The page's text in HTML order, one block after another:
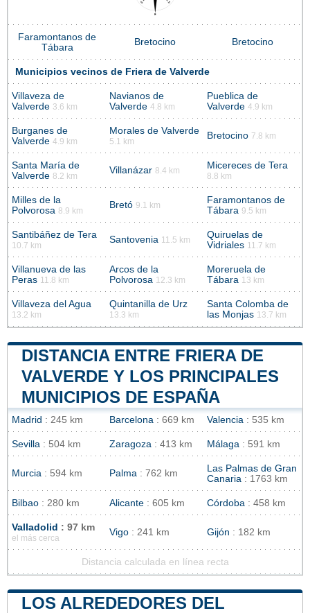
Faramontanos de
Tábara
Bretocino Bretocino
Municipios vecinos de Friera de Valverde
Villaveza de
Valverde 3.6 km
Navianos de
Valverde 4.8 km
Pueblica de
Valverde 4.9 km
Burganes de
Valverde 4.9 km
Morales de Valverde
5.1 km
Bretocino 7.8 km
Santa María de
Valverde 8.2 km
Villanázar 8.4 km Micereces de Tera
8.8 km
Milles de la
Polvorosa 8.9 km
Bretó 9.1 km
Faramontanos de
Tábara 9.5 km
Santibáñez de Tera
10.7 km
Santovenia 11.5 km
Quiruelas de
Vidriales 11.7 km
Villanueva de las
Peras 11.8 km
Arcos de la
Polvorosa 12.3 km
Moreruela de
Tábara 13 km
Villaveza del Agua
13.2 km
Quintanilla de Urz
13.3 km
Santa Colomba de
las Monjas 13.7 km
DISTANCIA ENTRE FRIERA DE
VALVERDE Y LOS PRINCIPALES
MUNICIPIOS DE ESPAÑA
Madrid : 245 km Barcelona : 669 km Valencia : 535 km
Sevilla : 504 km Zaragoza : 413 km Málaga : 591 km
Murcia : 594 km Palma : 762 km
Las Palmas de Gran
Canaria : 1763 km
Bilbao : 280 km Alicante : 605 km Córdoba : 458 km
Valladolid : 97 km
el más cerca
Vigo : 241 km Gijón : 182 km
Distancia calculada en línea recta
LOS ALREDEDORES DEL